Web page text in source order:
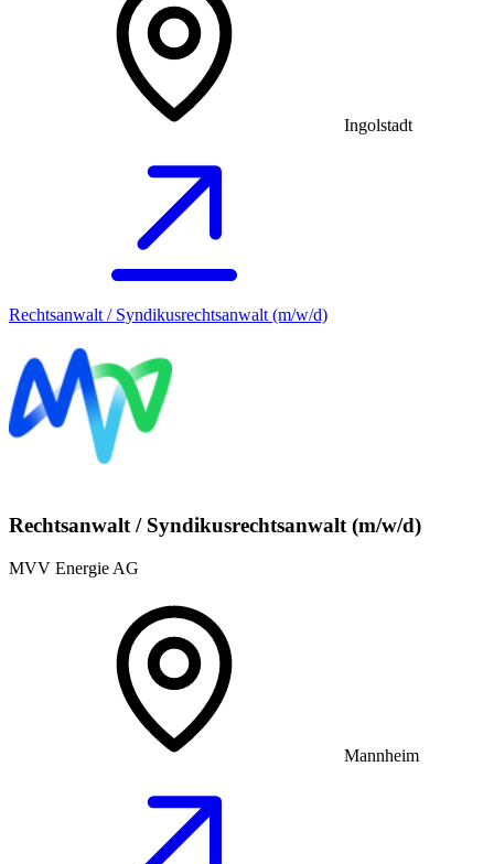
Ingolstadt
Rechtsanwalt / Syndikusrechtsanwalt (m/w/d)
Rechtsanwalt / Syndikusrechtsanwalt (m/w/d)
MVV Energie AG
Mannheim